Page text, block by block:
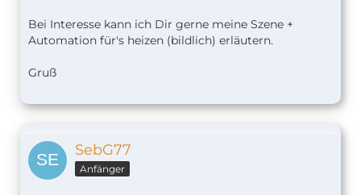
Bei Interesse kann ich Dir gerne meine Szene +
Automation für's heizen (bildlich) erläutern.
Gruß
SebG77
Anfänger